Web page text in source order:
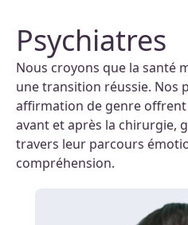
Psychiatres
Nous croyons que la santé
une transition réussie. Nos
affirmation de genre
avant et après la chirurgie,
travers leur parcours
compréhension.